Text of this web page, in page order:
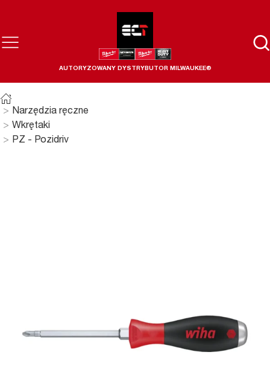
AUTORYZOWANY DYSTRYBUTOR MILWAUKEE®
Narzędzia ręczne
Wkrętaki
PZ - Pozidriv